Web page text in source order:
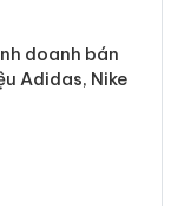
doanh bán
Adidas, Nike